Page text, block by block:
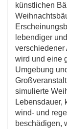
künstlichen
lebendiger
verschiedener
wird und eine
Umgebung
simulierte
Lebensdauer,
wind- und
beschädigen,